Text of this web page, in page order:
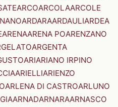
ARCOARCOLAARCOLE
ARDARAARDAULIARDEA
ARENAARENA POARENZANO
ARGENTA
ARIARIANO IRPINO
ARIELLIARIENZO
ARLENA DI CASTROARLUNO
ARNADARNARAARNASCO